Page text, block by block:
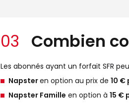
03 Combien
Les abonnés ayant un forfait SFR
Napsteren option au prix de 10 €
Napster Famille en option à 15 €